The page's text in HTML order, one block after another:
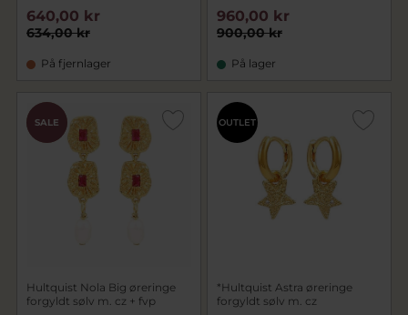
634,00 kr
640,00 kr
På fjernlager
900,00 kr
960,00 kr
På lager
PRIS
SALE
Hultquist Nola Big øreringe
forgyldt sølv m. cz + fvp
OUTLET
*Hultquist Astra øreringe
forgyldt sølv m. cz